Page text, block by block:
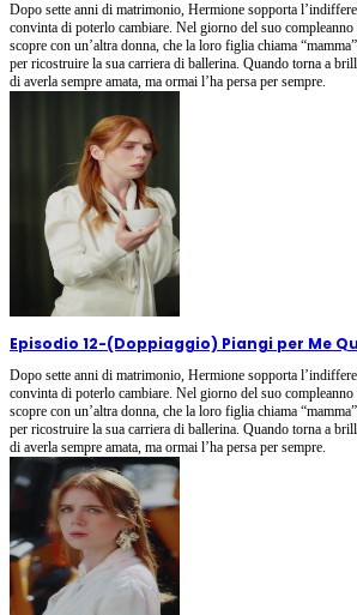
Dopo sette anni di matrimonio, Hermione sopporta
convinta di poterlo cambiare. Nel giorno del suo
scopre con un’altra donna, che la loro figlia chiama
per ricostruire la sua carriera di ballerina. Quando torna a
di averla sempre amata, ma ormai l’ha persa per sempre.
Episodio 12-(Doppiaggio) Piangi per Me
Dopo sette anni di matrimonio, Hermione sopporta
convinta di poterlo cambiare. Nel giorno del suo
scopre con un’altra donna, che la loro figlia chiama
per ricostruire la sua carriera di ballerina. Quando torna a
di averla sempre amata, ma ormai l’ha persa per sempre.